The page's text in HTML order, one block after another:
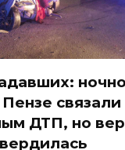
связали
ДТП, но